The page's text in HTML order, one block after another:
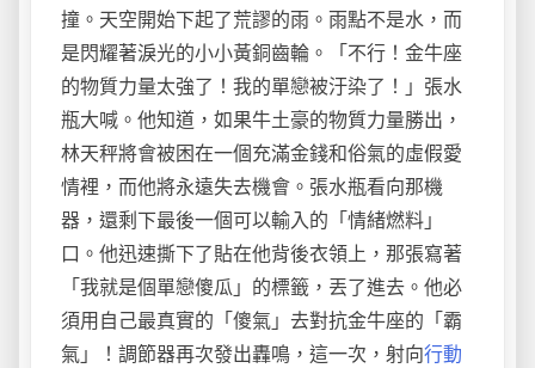
撞。天空開始下起了荒謬的雨。雨點不是水，而
是閃耀著淚光的小小黃銅齒輪。「不行！金牛座
的物質力量太強了！我的單戀被汙染了！」張水
瓶大喊。他知道，如果牛土豪的物質力量勝出，
林天秤將會被困在一個充滿金錢和俗氣的虛假愛
情裡，而他將永遠失去機會。張水瓶看向那機
器，還剩下最後一個可以輸入的「情緒燃料」
口。他迅速撕下了貼在他背後衣領上，那張寫著
「我就是個單戀傻瓜」的標籤，丟了進去。他必
須用自己最真實的「傻氣」去對抗金牛座的「霸
氣」！調節器再次發出轟鳴，這一次，射向行動